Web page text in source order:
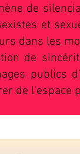
de
et
dans les
de
publics
de l'espace